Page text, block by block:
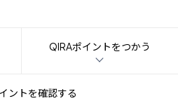
QIRAポイントをつかう
ントを確認する